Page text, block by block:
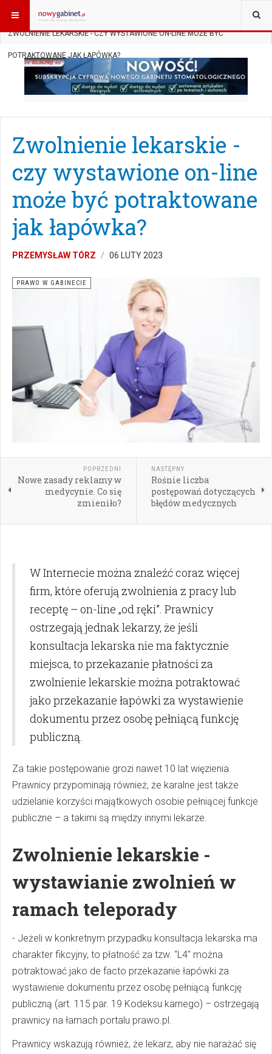
JESTEŚ TUTAJ: START
ZWOLNIENIE LEKARSKIE - CZY WYSTAWIONE ON-LINE MOŻE BYĆ
POTRAKTOWANE JAK ŁAPÓWKA?
Zwolnienie lekarskie -
czy wystawione on-line
może być potraktowane
jak łapówka?
PRZEMYSŁAW TÓRZ 06 LUTY 2023
PRAWO W GABINECIE
POPRZEDNI
Nowe zasady reklamy w
medycynie. Co się
zmieniło?
NASTĘPNY
Rośnie liczba
postępowań dotyczących
błędów medycznych
W Internecie można znaleźć coraz więcej
firm, które oferują zwolnienia z pracy lub
receptę – on-line „od ręki”. Prawnicy
ostrzegają jednak lekarzy, że jeśli
konsultacja lekarska nie ma faktycznie
miejsca, to przekazanie płatności za
zwolnienie lekarskie można potraktować
jako przekazanie łapówki za wystawienie
dokumentu przez osobę pełniącą funkcję
publiczną.
Za takie postępowanie grozi nawet 10 lat więzienia.
Prawnicy przypominają również, że karalne jest także
udzielanie korzyści majątkowych osobie pełniącej funkcje
publiczne – a takimi są między innymi lekarze.
Zwolnienie lekarskie -
wystawianie zwolnień w
ramach teleporady
- Jeżeli w konkretnym przypadku konsultacja lekarska ma
charakter fikcyjny, to płatność za tzw. "L4" można
potraktować jako de facto przekazanie łapówki za
wystawienie dokumentu przez osobę pełniącą funkcję
publiczną (art. 115 par. 19 Kodeksu karnego) – ostrzegają
prawnicy na łamach portalu prawo.pl.
Prawnicy wskazują również, że lekarz, aby nie narażać się